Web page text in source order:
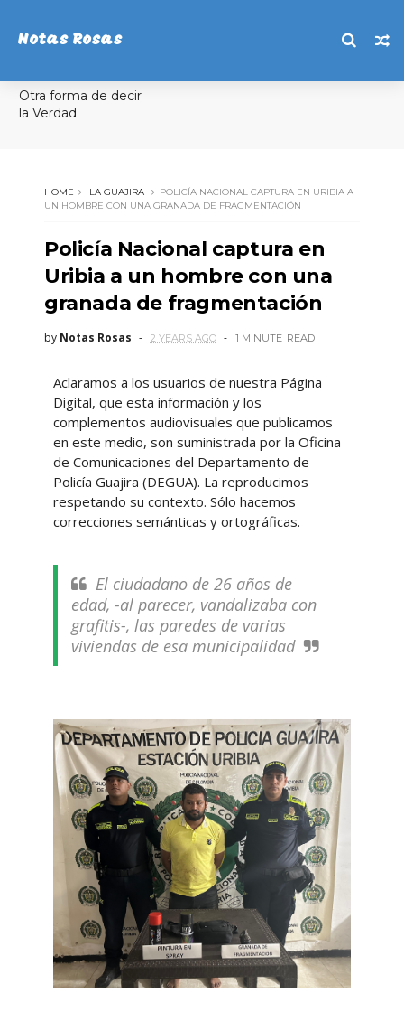
Notas Rosas
Otra forma de decir
la Verdad
HOME LA GUAJIRA
POLICÍA NACIONAL CAPTURA EN URIBIA A
UN HOMBRE CON UNA GRANADA DE FRAGMENTACIÓN
Policía Nacional captura en
Uribia a un hombre con una
granada de fragmentación
by Notas Rosas 2 YEARS AGO 1 MINUTE READ
Aclaramos a los usuarios de nuestra Página
Digital, que esta información y los
complementos audiovisuales que publicamos
en este medio, son suministrada por la Oficina
de Comunicaciones del Departamento de
Policía Guajira (DEGUA). La reproducimos
respetando su contexto. Sólo hacemos
correcciones semánticas y ortográficas.
El ciudadano de 26 años de
edad, -al parecer, vandalizaba con
grafitis-, las paredes de varias
viviendas de esa municipalidad